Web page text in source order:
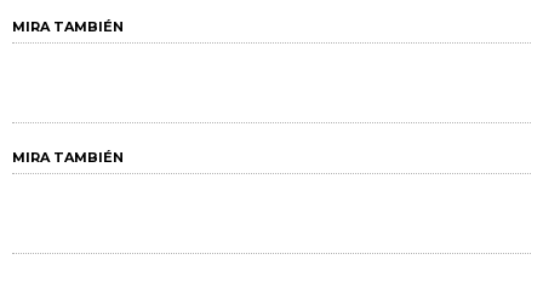
MIRA TAMBIÉN
MIRA TAMBIÉN